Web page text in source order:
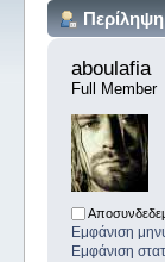
Περίληψη
aboulafia
Full Member
Εμφάνιση
Εμφάνιση